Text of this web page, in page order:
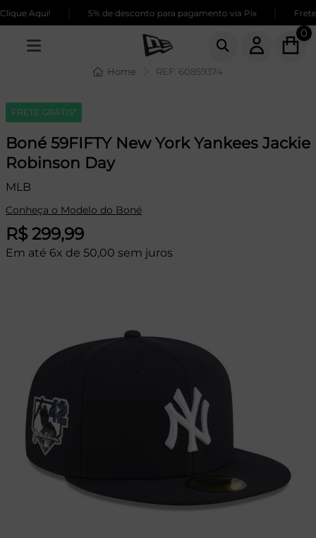
Aqui! 5% de desconto para pagamento via Pix Frete
0
Home REF: 60859374
FRETE GRÁTIS*
Boné 59FIFTY New York Yankees Jackie
Robinson Day
MLB
Conheça o Modelo do Boné
R$ 299,99
Em até 6x de 50,00 sem juros